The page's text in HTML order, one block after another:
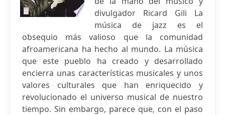
divulgador Ricard Gili La
música de jazz es el
obsequio más valioso que la comunidad
afroamericana ha hecho al mundo. La música
que este pueblo ha creado y desarrollado
encierra unas características musicales y unos
valores culturales que han enriquecido y
revolucionado el universo musical de nuestro
tiempo. Sin embargo, parece que, con el paso